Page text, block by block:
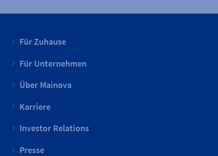
Für Zuhause
Für Unternehmen
Über Mainova
Karriere
Investor Relations
Presse